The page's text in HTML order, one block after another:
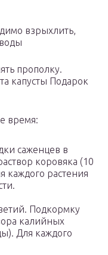
взрыхлить,
прополку.
капусты Подарок
время:
саженцев в
коровяка (10
каждого растения
Подкормку
калийных
Для каждого